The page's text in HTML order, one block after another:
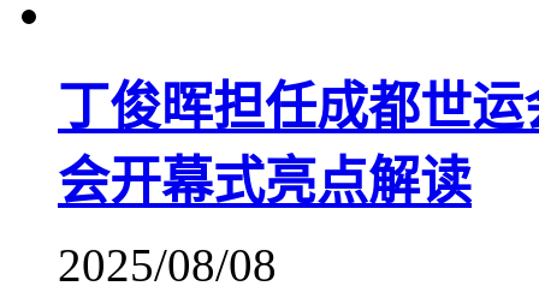
丁俊晖担任成都世
会开幕式亮点解读
2025/08/08